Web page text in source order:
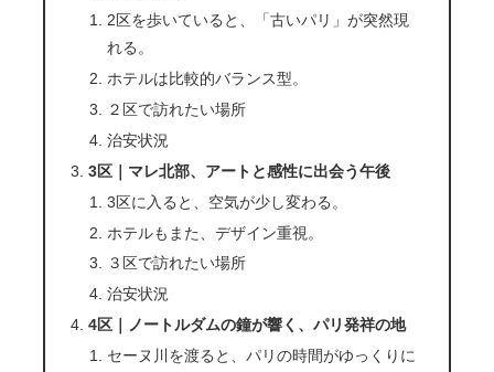
2区を歩いていると、「古いパリ」が突然現
れる。
ホテルは比較的バランス型。
２区で訪れたい場所
治安状況
3区｜マレ北部、アートと感性に出会う午後
3区に入ると、空気が少し変わる。
ホテルもまた、デザイン重視。
３区で訪れたい場所
治安状況
4区｜ノートルダムの鐘が響く、パリ発祥の地
セーヌ川を渡ると、パリの時間がゆっくりに